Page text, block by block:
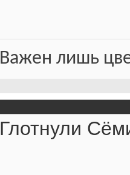
Важен лишь
Глотнули